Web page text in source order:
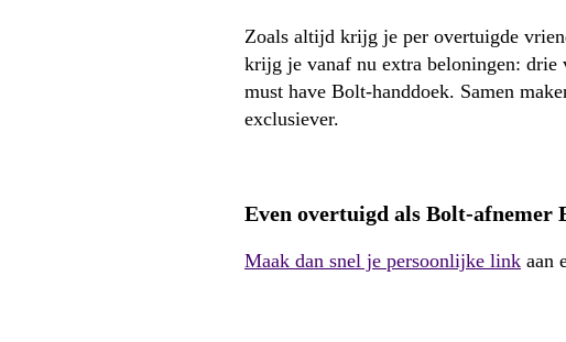
Zoals altijd krijg je per overtuigde
krijg je vanaf nu extra beloningen:
must have Bolt-handdoek. Samen
exclusiever.
Even overtuigd als Bolt-afnemer
Maak dan snel je persoonlijke link aan